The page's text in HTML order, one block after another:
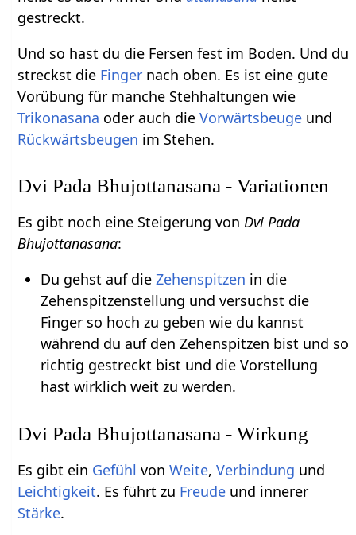
gestreckt.
Und so hast du die Fersen fest im Boden. Und du
streckst die Finger nach oben. Es ist eine gute
Vorübung für manche Stehhaltungen wie
Trikonasana oder auch dieVorwärtsbeuge und
Rückwärtsbeugen im Stehen.
Dvi Pada Bhujottanasana - Variationen
Es gibt noch eine Steigerung vonDvi Pada
Bhujottanasana:
Du gehst auf die Zehenspitzen in die
Zehenspitzenstellung und versuchst die
Finger so hoch zu geben wie du kannst
während du auf den Zehenspitzen bist und so
richtig gestreckt bist und die Vorstellung
hast wirklich weit zu werden.
Dvi Pada Bhujottanasana - Wirkung
Es gibt ein Gefühl vonWeite,Verbindung und
Leichtigkeit. Es führt zu Freude und innerer
Stärke.